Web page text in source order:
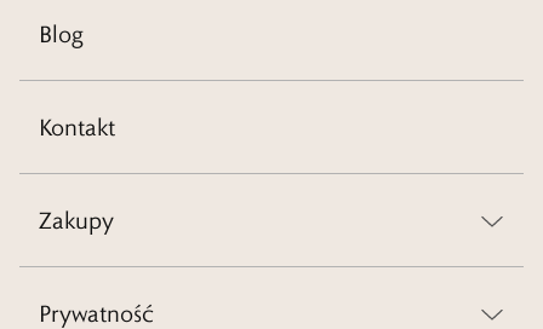
Blog
Kontakt
Zakupy
Prywatność